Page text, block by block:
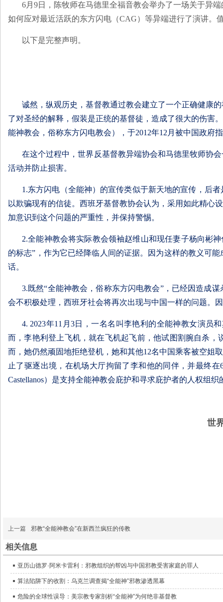
6月9日，陈牧师在马德里全福音教会举办了一场关于异
如何应对最近活跃的东方闪电（CAG）等异端进行了演讲。
以下是完整声明。
诚然，纵观历史，基督教通过教会建立了一个正确健康
了对圣经的解释，假装是正统的基督徒，造成了很大的伤害
能神教会，俗称东方闪电教会），于2012年12月被中国政府
在这个过程中，世界反基督教异端协会和马德里牧师协
活动并防止损害。
1.东方闪电（全能神）的宣传类似于新天地的宣传，后
以欺骗现有的信徒。西班牙基督教协会认为，采用如此精心
加意识到这个问题的严重性，并保持警惕。
2.全能神教会将实际教会领袖赵维山和现任妻子杨向彬
的标志”，作为它已经降临人间的证据。因为这样的教义可
话。
3.既然“全能神教会，俗称东方闪电教会”，已经因造成
会不积极处理，西班牙社会将再次出现与中国一样的问题。
4. 2023年11月3日，一名名叫李艳利的全能神教女演员
而，李艳利登上飞机，就在飞机起飞前，他试图割腕自杀
而，她仍然顽固地拒绝登机，她和其他12名中国乘客被空姐
止了驱逐出境，在机场大厅拘留了李和他的同伴，并最终
Castellanos）是支持全能神教会庇护和寻求庇护者的人权组
世
上一篇 邪教“全能神教会”在新西兰疯狂的传教
相关信息
亚历山德罗·阿米卡雷利：邪教组织的帮凶与中国邪教受害家庭的罪人
算法陷阱下的收割：乌克兰调查揭“全能神”邪教渗透黑幕
危险的全球性误导：美宗教专家剖析“全能神”为何绝非基督教